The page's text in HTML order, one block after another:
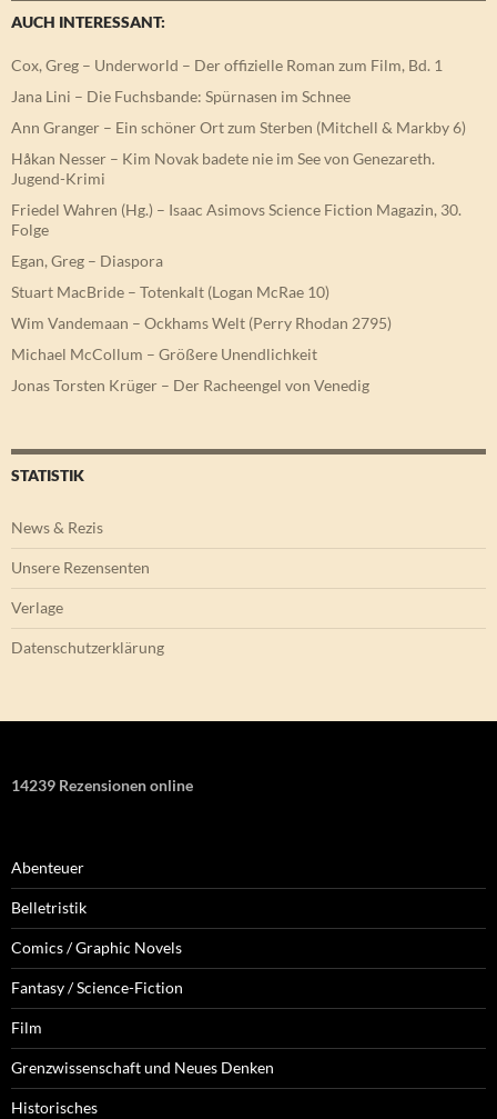
AUCH INTERESSANT:
Cox, Greg – Underworld – Der offizielle Roman zum Film, Bd. 1
Jana Lini – Die Fuchsbande: Spürnasen im Schnee
Ann Granger – Ein schöner Ort zum Sterben (Mitchell & Markby 6)
Håkan Nesser – Kim Novak badete nie im See von Genezareth.
Jugend-Krimi
Friedel Wahren (Hg.) – Isaac Asimovs Science Fiction Magazin, 30.
Folge
Egan, Greg – Diaspora
Stuart MacBride – Totenkalt (Logan McRae 10)
Wim Vandemaan – Ockhams Welt (Perry Rhodan 2795)
Michael McCollum – Größere Unendlichkeit
Jonas Torsten Krüger – Der Racheengel von Venedig
STATISTIK
News & Rezis
Unsere Rezensenten
Verlage
Datenschutzerklärung
14239 Rezensionen online
Abenteuer
Belletristik
Comics / Graphic Novels
Fantasy / Science-Fiction
Film
Grenzwissenschaft und Neues Denken
Historisches